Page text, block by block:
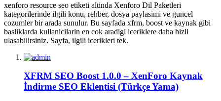
xenforo resource seo etiketi altinda Xenforo Dil Paketleri
kategorilerinde ilgili konu, rehber, dosya paylasimi ve guncel
cozumler bir arada sunulur. Bu sayfada xfrm, boost ve kaynak gibi
basliklarda kullanicilarin en cok aradigi iceriklere daha hizli
ulasabilirsiniz. Sayfa, ilgili icerikleri tek.
XFRM SEO Boost 1.0.0 – XenForo Kaynak
İndirme SEO Eklentisi (Türkçe Yama)